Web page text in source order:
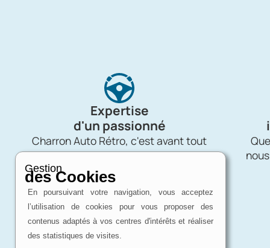
Expertise
d'un passionné
Charron Auto Rétro, c'est avant tout
une affaire de passion !
Gestion
des Cookies
En poursuivant votre navigation, vous acceptez
l’utilisation de cookies pour vous proposer des
contenus adaptés à vos centres d'intérêts et réaliser
des statistiques de visites.